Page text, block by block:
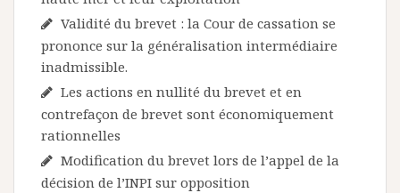
Validité du brevet : la Cour de cassation se
prononce sur la généralisation intermédiaire
inadmissible.
Les actions en nullité du brevet et en
contrefaçon de brevet sont économiquement
rationnelles
Modification du brevet lors de l’appel de la
décision de l’INPI sur opposition